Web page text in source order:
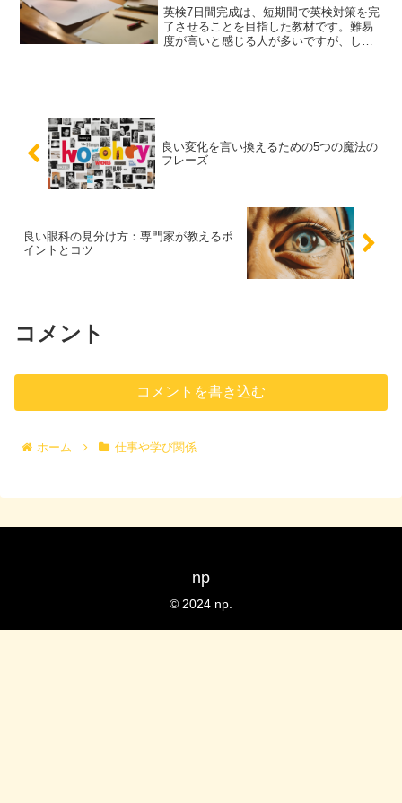
英検7日間完成は、短期間で英検対策を完
了させることを目指した教材です。難易
度が高いと感じる人が多いですが、しっ
良い変化を言い換えるための5つの魔法の
フレーズ
良い眼科の見分け方：専門家が教えるポ
イントとコツ
コメント
コメントを書き込む
ホーム 仕事や学び関係
np
© 2024 np.